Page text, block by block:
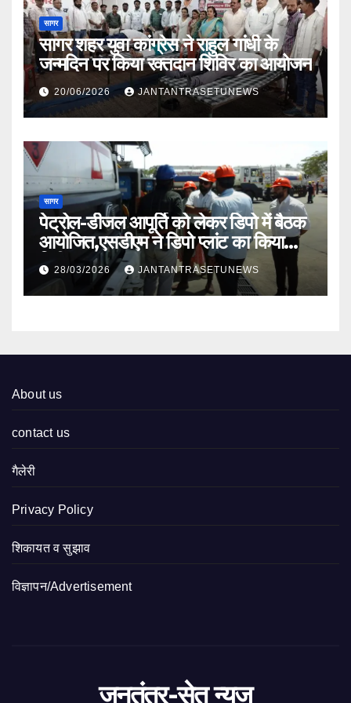
सागर
सागर शहर युवा कांग्रेस ने राहुल गांधी के
जन्मदिन पर किया रक्तदान शिविर का आयोजन
20/06/2026 JANTANTRASETUNEWS
सागर
पेट्रोल-डीजल आपूर्ति को लेकर डिपो में बैठक
आयोजित,एसडीएम ने डिपो प्लांट का किया
निरीक्षण
28/03/2026 JANTANTRASETUNEWS
About us
contact us
गैलेरी
Privacy Policy
शिकायत व सुझाव
विज्ञापन/Advertisement
जनतंत्र-सेतु न्यूज